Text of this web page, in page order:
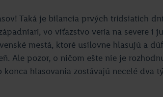
Taká je bilancia prvých tridsiatich
vo víťazstvo veria na severe i
mestá, ktoré usilovne hlasujú a
Ale pozor, o ničom ešte nie je
hlasovania zostávajú necelé dva